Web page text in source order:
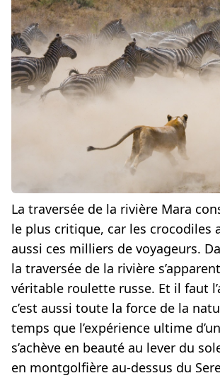
La traversée de la rivière Mara
le plus critique, car les crocodiles
aussi ces milliers de voyageurs.
la traversée de la rivière
véritable roulette russe. Et il faut
c’est aussi toute la force de la
temps que l’expérience ultime
s’achève en beauté au lever du
en montgolfière au-dessus du